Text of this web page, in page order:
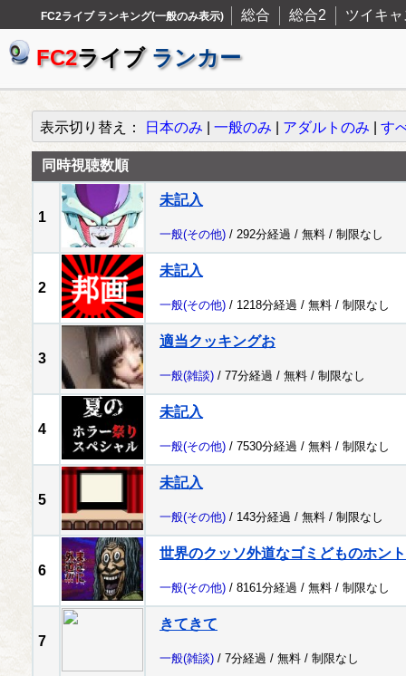
FC2ライブ ランキング(一般のみ表示) 総合 総合2 ツイキャ
FC2ライブ ランカー
表示切り替え： 日本のみ 一般のみ アダルトのみ す
同時視聴数順
1
未記入
一般(その他) / 292分経過 / 無料 / 制限なし
2
未記入
一般(その他) / 1218分経過 / 無料 / 制限なし
3
適当クッキングお
一般(雑談) / 77分経過 / 無料 / 制限なし
4
未記入
一般(その他) / 7530分経過 / 無料 / 制限なし
5
未記入
一般(その他) / 143分経過 / 無料 / 制限なし
6
世界のクッソ外道なゴミどものホン
一般(その他) / 8161分経過 / 無料 / 制限なし
7
きてきて
一般(雑談) / 7分経過 / 無料 / 制限なし